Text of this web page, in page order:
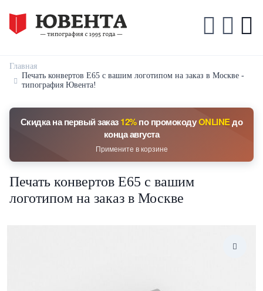
Главная
Печать конвертов Е65 с вашим логотипом на заказ в Москве -
типография Ювента!
Скидка на первый заказ12%по промокодуONLINEдо
конца августа
Примените в корзине
Печать конвертов Е65 с вашим
логотипом на заказ в Москве